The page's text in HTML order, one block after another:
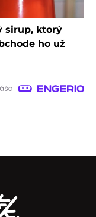
sirup, ktorý
ho už